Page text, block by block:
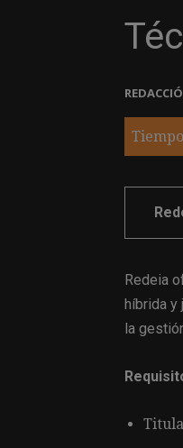
Redeia
híbrida y
la